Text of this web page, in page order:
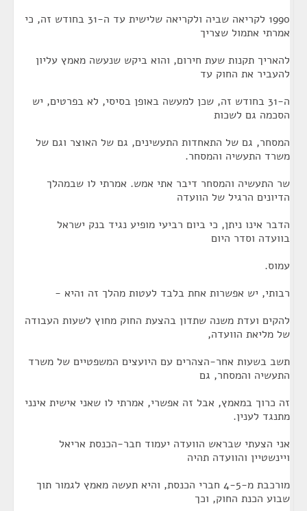
1990 לקריאה שביה ולקריאה שלישית עד ה-31 בחודש זה, כי
אמרתי אתמול שצריך
להאריך תקנות שעת חירום, והוא ביקש שנעשה מאמץ עליון
להעביר את החוק עד
ה-31 בחודש זה, שכן למעשה באופן בסיסי, לא בפרטים, יש
הסכמה גם לשכות
המסחר, גם של התאחדות התעשינים, גם של האוצר וגם של
משרד התעשיה והמסחר.
שר התעשיה והמסחר דיבר אתי אמש. אמרתי לו שבמהלך
הדיונים הרגיל של הוועדה
הדבר אינו ניתן, כי ביום רביעי מופיע נגיד בנק ישראל
בוועדה וסדר היום
עמוס.
רבותי, יש אפשרות אחת בלבד לעטות מהלך זה 1היא -
להקים ועדת משנה שתדון בהצעת החוק מחוץ לשעות העבודה
של מליאת הוועדה,
תשב בשעות אחר-הצהרים עם היועצים המשפטיים של משרד
התעשיה והמסחר, גם
זה כרוך במאמץ, אבל זה אפשרי, אמרתי לו שאני אישית אינני
מתנגד לענין.
אני הצעתי שבראש הוועדה יעמוד חבר-הכנסת אריאל
ויינשטיין והוועדה תהיה
מורכבת מ-4-5 חברי הכנסת, והיא תעשה מאמץ לגמור תוך
שבוע הכנת החוק, וכך